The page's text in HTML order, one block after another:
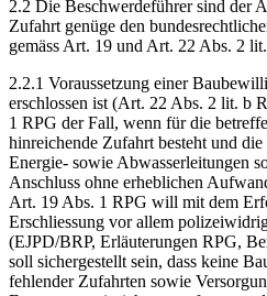
2.2 Die Beschwerdeführer sind der
Zufahrt genüge den
gemäss Art. 19 und Art. 22 Abs. 2
2.2.1 Voraussetzung einer
erschlossen ist (Art. 22 Abs. 2 lit. b
1 RPG der Fall, wenn für die
hinreichende Zufahrt besteht und
Energie- sowie Abwasserleitungen
Anschluss ohne erheblichen
Art. 19 Abs. 1 RPG will mit dem
Erschliessung vor allem
(EJPD/BRP, Erläuterungen RPG,
soll sichergestellt sein, dass keine
fehlender Zufahrten sowie